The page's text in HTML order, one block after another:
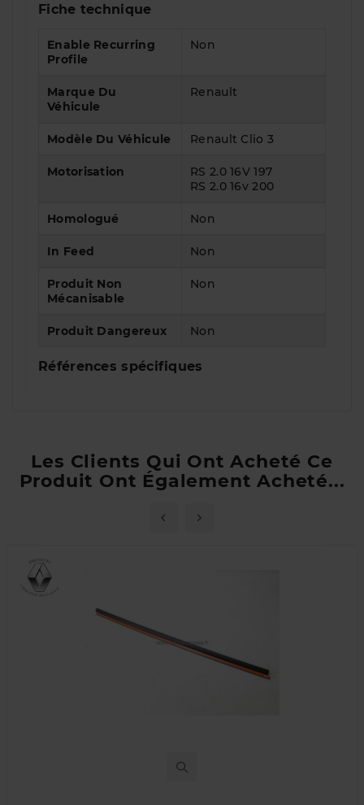
Fiche technique
Enable Recurring
Profile
Non
Marque Du
Véhicule
Renault
Modèle Du Véhicule Renault Clio 3
Motorisation
RS 2.0 16V 197
RS 2.0 16v 200
Homologué Non
In Feed Non
Produit Non
Mécanisable
Non
Produit Dangereux Non
Références spécifiques
Les Clients Qui Ont Acheté Ce
Produit Ont Également Acheté...